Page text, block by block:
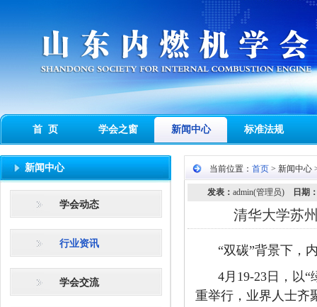
首 页 学会之窗 新闻中心 标准法规
新闻中心
学会动态
行业资讯
学会交流
当前位置： 首页 > 新闻中心
发表： admin(管理员) 日期
清华大学苏
“双碳”背景下，
4月19-23日，以
重举行，业界人士齐